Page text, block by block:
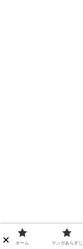
ホーム マンガあらすじ